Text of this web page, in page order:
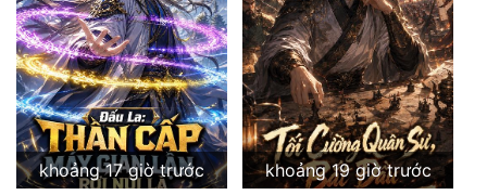
Điền Văn
Đô Thị
Đông Phương
Đông Phương Huyền Huyễn
khoảng 17 giờ trước
khoảng 19 giờ trước